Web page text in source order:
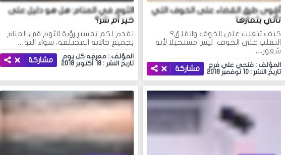
أقوى طرق القضاء على الخوف التي
تأتي بثمارها
كيف تتغلب على الخوف والقلق؟
التغلب على الخوف ليس مستحيلا لأنه
شعور…
المؤلف : فتحي علي فرج
تاريخ النشر : 10 نوفمبر 2018
مشاركة
الثوم في المنام: هل هو دليل على
خير أم شر؟
نقدم لكم تفسير رؤية الثوم في المنام
بجميع حالاته المختلفة، سواء الثو…
المؤلف : معرفه كل يوم
تاريخ النشر : 18 أكتوبر 2018
مشاركة